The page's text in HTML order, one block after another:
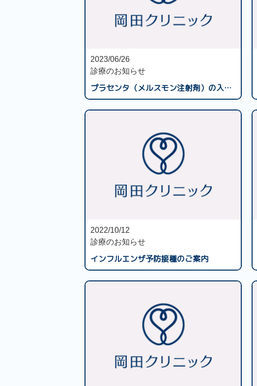
2023/06/26
診療のお知らせ
プラセンタ（メルスモン注射剤）の入荷再開につきまして
2022/10/12
診療のお知らせ
インフルエンザ予防接種のご案内